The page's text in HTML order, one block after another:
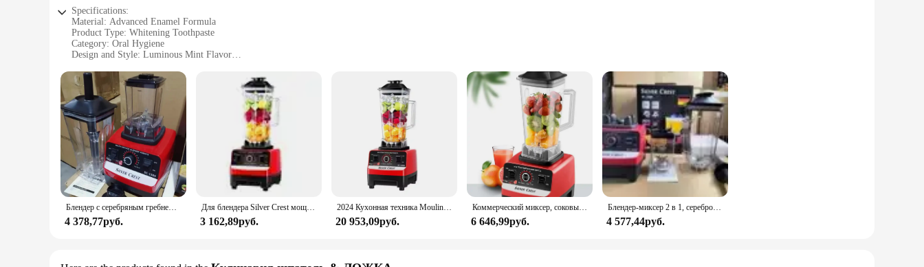
Specifications:
Material: Advanced Enamel Formula
Product Type: Whitening Toothpaste
Category: Oral Hygiene
Design and Style: Luminous Mint Flavor
Performance and Property: 3D White Technology
Parts and Accessories: Comes in a set
Features:
**Advanced Whitening Technology**
Unlock a brighter smile with Crest 3D White Advanced Luminous Mint, a toothpaste that combines the power of 3D White technology with a refreshing luminous mint flavor. This advanced enamel
formula is designed to remove surface stains and prevent new ones from forming, ensuring your teeth stay whiter and brighter over time. The unique 3D White technology targets deep stains, making
it an ideal choice for those seeking a noticeable whitening effect.
**Convenience and Value**
The Crest 3D White Advanced Luminous Mint is not just about whitening; it's about convenience and value. Available in sets, this toothpaste offers a cost-effective solution for maintaining your oral
hygiene. Whether you're a vendor, supplier, or a consumer looking for wholesale options, this product is an excellent choice. The packaging is designed to ensure the toothpaste stays fresh and
effective, ensuring that every tube delivers the same high-quality whitening experience.
**Designed for Everyday Use**
toothpaste is your reliable companion for a brighter, healthier smile.
Блендер с серебряным гребнем, 2 банки, блендер с серебряным гребнем, 4500 Вт, с 2 чашками, двойная чашка, блендер с серебряным гребнем 4500 Вт
4 378,77руб.
Для блендера Silver Crest мощностью 2 л, 3000/4500 Вт, большой мощный коммерческий блендер для смузи SC-1589
3 162,89руб.
2024 Кухонная техника Moulinex Silver Crest Blender Sc-1589 Двигатель из чистой меди 4500 Вт 2 в 1 Кухонный комбайн Миксер для смузи
20 953,09руб.
Коммерческий миксер, соковыжималка для смузи, кухонный комбайн, многофункциональный блендер Silver Crest, 4500 Вт, кухонная техника, сверхмощный
6 646,99руб.
Блендер-миксер 2 в 1, серебро 4500 пробы, 2 чашки
4 577,44руб.